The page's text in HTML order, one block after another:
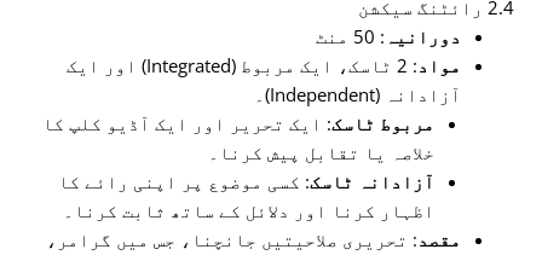
2.4 رائٹنگ سیکشن
دورانیہ : 50 منٹ
مواد
: 2 ٹاسک، ایک مربوط (Integrated) اور ایک
آزادانہ (Independent)۔
مربوط ٹاسک: ایک تحریر اور ایک آڈیو کلپ کا
خلاصہ یا تقابل پیش کرنا۔
آزادانہ ٹاسک: کسی موضوع پر اپنی رائے کا
اظہار کرنا اور دلائل کے ساتھ ثابت کرنا۔
مقصد: تحریری صلاحیتیں جانچنا، جس میں گرامر،